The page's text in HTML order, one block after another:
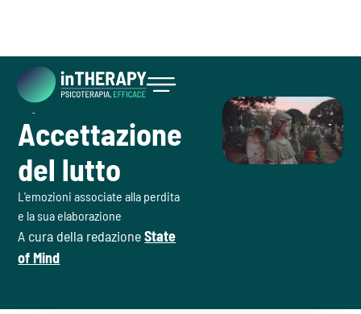
August 4, 2026
Accettazione
del lutto
L'emozioni associate alla perdita
e la sua elaborazione
A cura della redazioneState
of Mind